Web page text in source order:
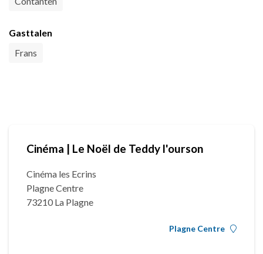
Gasttalen
Frans
Cinéma | Le Noël de Teddy l'ourson
Cinéma les Ecrins
Plagne Centre
73210 La Plagne
Plagne Centre